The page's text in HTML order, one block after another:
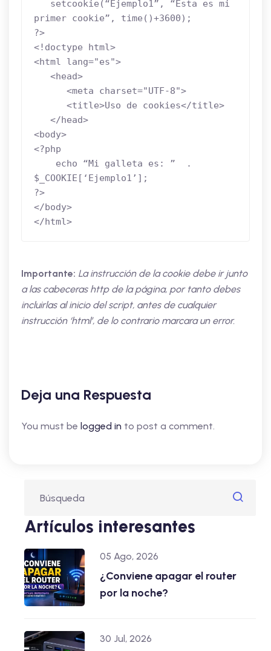
primer cookie”, time()+3600);
?>
<!doctype html>
<html lang="es">
<body>
<?php
$_COOKIE[‘Ejemplo1’];
?>
</body>
</html>
Importante: La instrucción de la cookie debe ir junto
a las cabeceras http de la página, por tanto debes
incluirlas al inicio del script, antes de cualquier
instrucción ‘html’, de lo contrario marcara un error.
Deja una Respuesta
You must be logged in to post a comment.
Artículos interesantes
05 Ago, 2026
¿Conviene apagar el router
por la noche?
30 Jul, 2026